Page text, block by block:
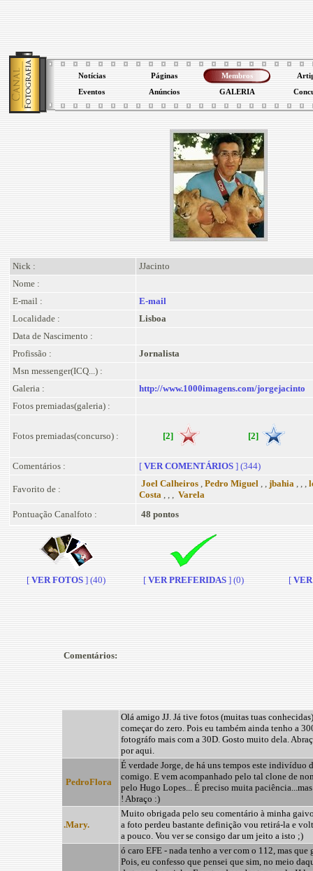
Notícias Páginas Membros
Eventos Anúncios GALERIA
Nick :
JJacinto
Nome :
E-mail :
E-mail
Localidade :
Lisboa
Data de Nascimento :
Profissão :
Jornalista
Msn messenger(ICQ...) :
Galeria :
http://www.1000imagens.com/jorgejacinto
Fotos premiadas(galeria) :
Fotos premiadas(concurso) : [2] [2]
Comentários : [ VER COMENTÁRIOS ] (344)
Favorito de :
Joel Calheiros , Pedro Miguel , , jbahia , , ,
Costa , , , Varela
Pontuação Canalfoto :
48 pontos
[ VER FOTOS ] (40) [ VER PREFERIDAS ] (0) [
Comentários:
Olá amigo JJ. Já tive fotos (muitas tuas
começar do zero. Pois eu também ainda tenho a
fotográfo mais com a 30D. Gosto muito dela.
por aqui.
PedroFlora
É verdade Jorge, de há uns tempos este indivíduo
comigo. E vem acompanhado pelo tal clone de
pelo Hugo Lopes... É preciso muita
! Abraço :)
.Mary.
Muito obrigada pelo seu comentário à minha
a foto perdeu bastante definição vou retirá-la e
a pouco. Vou ver se consigo dar um jeito a isto ;)
ó caro EFE - nada tenho a ver com o 112, mas que
Pois, eu confesso que pensei que sim, no meio